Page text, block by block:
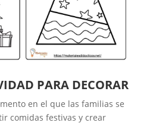
PARA DECORAR
en el que las familias se
comidas festivas y crear